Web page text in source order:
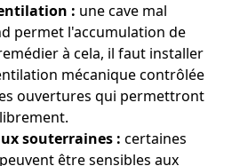
: une cave mal
permet l'accumulation de
à cela, il faut installer
mécanique contrôlée
ouvertures qui permettront
souterraines : certaines
être sensibles aux